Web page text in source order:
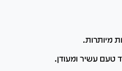
מיותרות.
טעם עשיר ומעודן.